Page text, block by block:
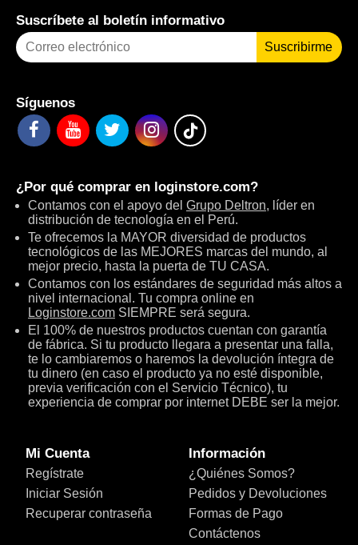
Suscríbete al boletín informativo
Suscribirme
Síguenos
¿Por qué comprar en loginstore.com?
Contamos con el apoyo del Grupo Deltron, líder en
distribución de tecnología en el Perú.
Te ofrecemos la MAYOR diversidad de productos
tecnológicos de las MEJORES marcas del mundo, al
mejor precio, hasta la puerta de TU CASA.
Contamos con los estándares de seguridad más altos a
nivel internacional. Tu compra online en
Loginstore.com SIEMPRE será segura.
El 100% de nuestros productos cuentan con garantía
de fábrica. Si tu producto llegara a presentar una falla,
te lo cambiaremos o haremos la devolución íntegra de
tu dinero (en caso el producto ya no esté disponible,
previa verificación con el Servicio Técnico), tu
experiencia de comprar por internet DEBE ser la mejor.
Mi Cuenta
Regístrate
Iniciar Sesión
Recuperar contraseña
Información
¿Quiénes Somos?
Pedidos y Devoluciones
Formas de Pago
Contáctenos